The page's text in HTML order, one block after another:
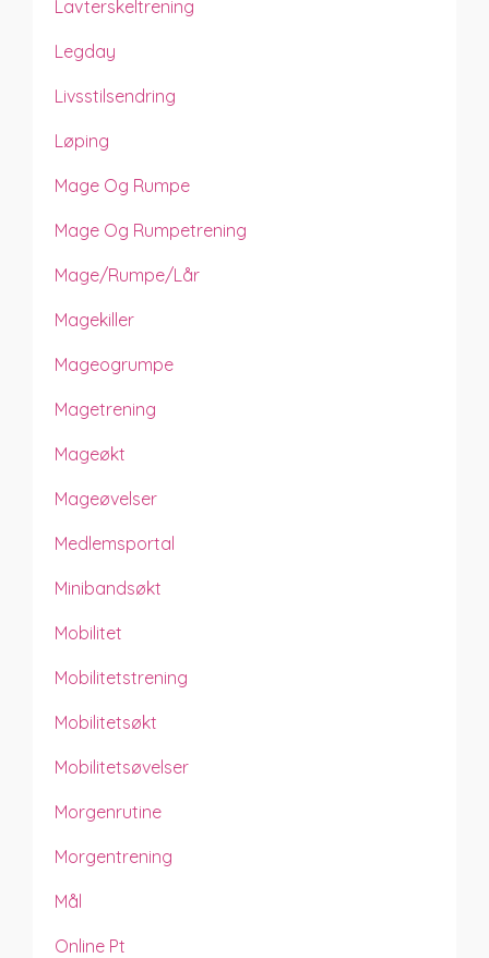
Lavterskeltrening
Legday
Livsstilsendring
Løping
Mage Og Rumpe
Mage Og Rumpetrening
Mage/rumpe/lår
Magekiller
Mageogrumpe
Magetrening
Mageøkt
Mageøvelser
Medlemsportal
Minibandsøkt
Mobilitet
Mobilitetstrening
Mobilitetsøkt
Mobilitetsøvelser
Morgenrutine
Morgentrening
Mål
Online Pt